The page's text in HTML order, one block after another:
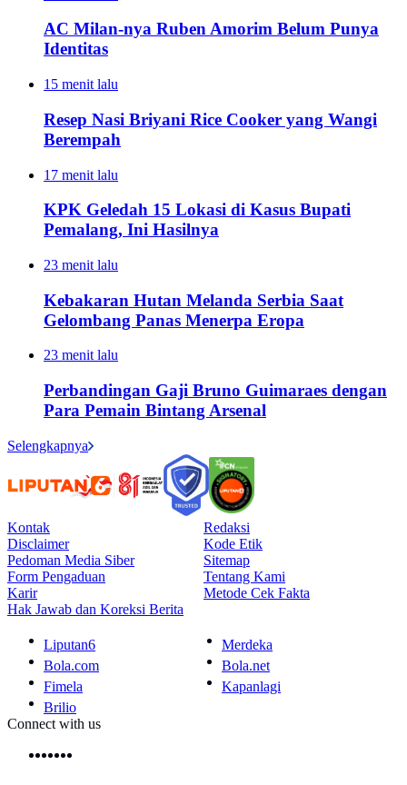
AC Milan-nya Ruben Amorim Belum Punya
Identitas
15 menit lalu
Resep Nasi Briyani Rice Cooker yang Wangi
Berempah
17 menit lalu
KPK Geledah 15 Lokasi di Kasus Bupati
Pemalang, Ini Hasilnya
23 menit lalu
Kebakaran Hutan Melanda Serbia Saat
Gelombang Panas Menerpa Eropa
23 menit lalu
Perbandingan Gaji Bruno Guimaraes dengan
Para Pemain Bintang Arsenal
Selengkapnya
Kontak
Redaksi
Disclaimer
Kode Etik
Pedoman Media Siber
Sitemap
Form Pengaduan
Tentang Kami
Karir
Metode Cek Fakta
Hak Jawab dan Koreksi Berita
Liputan6
Merdeka
Bola.com
Bola.net
Fimela
Kapanlagi
Brilio
Connect with us